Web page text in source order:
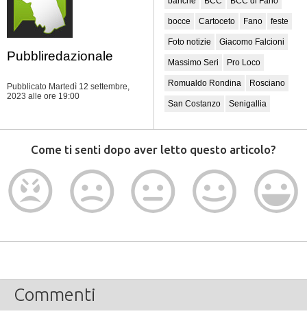
Pubbliredazionale
Pubblicato Martedì 12 settembre,
2023 alle ore 19:00
bocce Cartoceto Fano feste
Foto notizie Giacomo Falcioni
Massimo Seri Pro Loco
Romualdo Rondina Rosciano
San Costanzo Senigallia
Come ti senti dopo aver letto questo articolo?
Commenti